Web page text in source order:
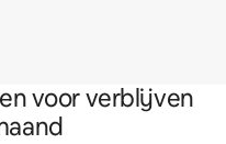
voor verblijven